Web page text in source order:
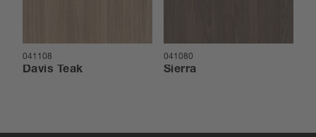
041108
Davis Teak
041080
Sierra